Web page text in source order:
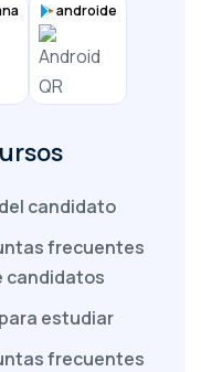
difíciles
que
con los
androide
candidato
frecuentes
candidatos
estudiar
frecuentes